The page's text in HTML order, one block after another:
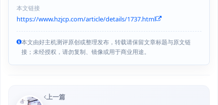
本文链接
https://www.hzjcp.com/article/details/1737.html
本文由好主机测评原创或整理发布，转载请保留文章标题与原文链
接；未经授权，请勿复制、镜像或用于商业用途。
上一篇